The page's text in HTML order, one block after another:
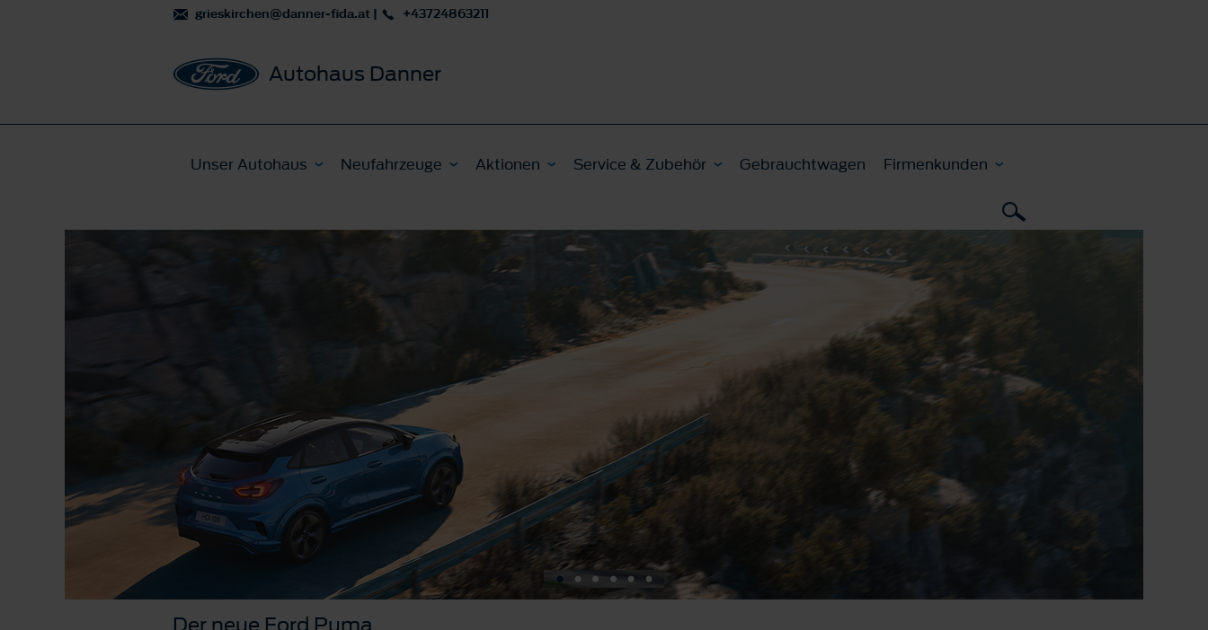
grieskirchen@danner-fida.at | +43724863211
Autohaus Danner
Unser Autohaus Neufahrzeuge Aktionen Service & Zubehör Gebrauchtwagen Firmenkunden